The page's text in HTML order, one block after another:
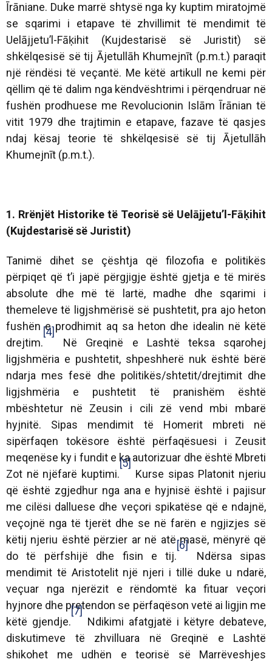
Īrāniane. Duke marrë shtysë nga ky kuptim miratojmë
se sqarimi i etapave të zhvillimit të mendimit të
Uelājjetu’l-Fāḳihit (Kujdestarisë së Juristit) së
shkëlqesisë së tij Ājetullāh Khumejnīt (p.m.t.) paraqit
një rëndësi të veçantë. Me këtë artikull ne kemi për
qëllim që të dalim nga këndvështrimi i përqendruar në
fushën prodhuese me Revolucionin Islām Īrānian të
vitit 1979 dhe trajtimin e etapave, fazave të qasjes
ndaj kësaj teorie të shkëlqesisë së tij Ājetullāh
Khumejnīt (p.m.t.).
1. Rrënjët Historike të Teorisë së Uelājjetu’l-Fāḳihit
(Kujdestarisë së Juristit)
Tanimë dihet se çështja që filozofia e politikës
përpiqet që t’i japë përgjigje është gjetja e të mirës
absolute dhe më të lartë, madhe dhe sqarimi i
themeleve të ligjshmërisë së pushtetit, pra ajo heton
fushën e prodhimit aq sa heton dhe idealin në këtë
drejtim.
[4]
Në Greqinë e Lashtë teksa sqarohej
ligjshmëria e pushtetit, shpeshherë nuk është bërë
ndarja mes fesë dhe politikës/shtetit/drejtimit dhe
ligjshmëria e pushtetit të pranishëm është
mbështetur në Zeusin i cili zë vend mbi mbarë
hyjnitë. Sipas mendimit të Homerit mbreti në
sipërfaqen tokësore është përfaqësuesi i Zeusit
meqenëse ky i fundit e ka autorizuar dhe është Mbreti
Zot në njëfarë kuptimi.
[5]
Kurse sipas Platonit njeriu
që është zgjedhur nga ana e hyjnisë është i pajisur
me cilësi dalluese dhe veçori spikatëse që e ndajnë,
veçojnë nga të tjerët dhe se në farën e ngjizjes së
këtij njeriu është përzier ar në atë masë, mënyrë që
do të përfshijë dhe fisin e tij.
[6]
Ndërsa sipas
mendimit të Aristotelit një njeri i tillë duke u ndarë,
veçuar nga njerëzit e rëndomtë ka fituar veçori
hyjnore dhe pretendon se përfaqëson vetë ai ligjin me
këtë gjendje.
[7]
Ndikimi afatgjatë i këtyre debateve,
diskutimeve të zhvilluara në Greqinë e Lashtë
shikohet me udhën e teorisë së Marrëveshjes